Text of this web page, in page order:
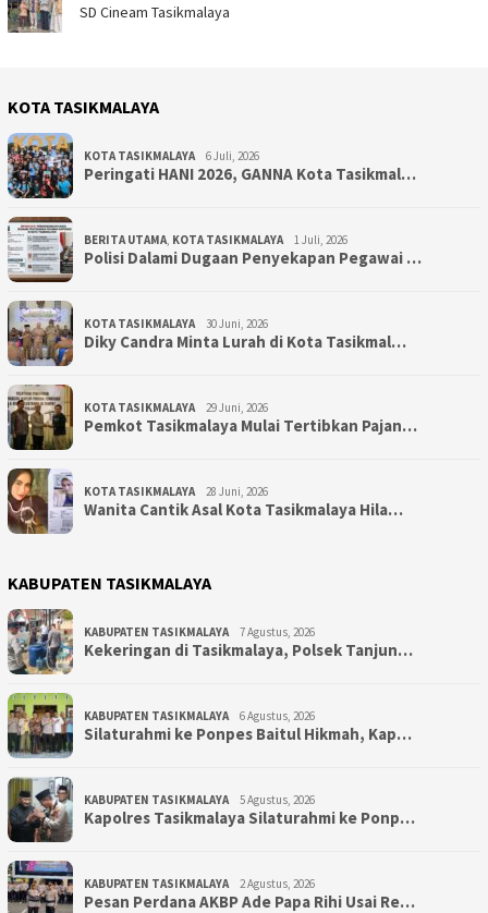
SD Cineam Tasikmalaya
KOTA TASIKMALAYA
KOTA TASIKMALAYA 6 Juli, 2026
Peringati HANI 2026, GANNA Kota Tasikmal…
BERITA UTAMA KOTA TASIKMALAYA 1 Juli, 2026
Polisi Dalami Dugaan Penyekapan Pegawai …
KOTA TASIKMALAYA 30 Juni, 2026
Diky Candra Minta Lurah di Kota Tasikmal…
KOTA TASIKMALAYA 29 Juni, 2026
Pemkot Tasikmalaya Mulai Tertibkan Pajan…
KOTA TASIKMALAYA 28 Juni, 2026
Wanita Cantik Asal Kota Tasikmalaya Hila…
KABUPATEN TASIKMALAYA
KABUPATEN TASIKMALAYA 7 Agustus, 2026
Kekeringan di Tasikmalaya, Polsek Tanjun…
KABUPATEN TASIKMALAYA 6 Agustus, 2026
Silaturahmi ke Ponpes Baitul Hikmah, Kap…
KABUPATEN TASIKMALAYA 5 Agustus, 2026
Kapolres Tasikmalaya Silaturahmi ke Ponp…
KABUPATEN TASIKMALAYA 2 Agustus, 2026
Pesan Perdana AKBP Ade Papa Rihi Usai Re…